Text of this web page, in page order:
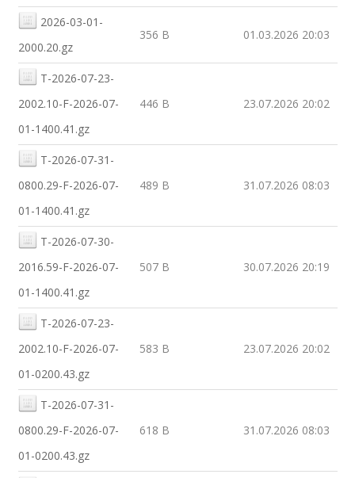
2026-03-01-
2000.20.gz
356 B 01.03.2026 20:03
T-2026-07-23-
2002.10-F-2026-07-
01-1400.41.gz
446 B 23.07.2026 20:02
T-2026-07-31-
0800.29-F-2026-07-
01-1400.41.gz
489 B 31.07.2026 08:03
T-2026-07-30-
2016.59-F-2026-07-
01-1400.41.gz
507 B 30.07.2026 20:19
T-2026-07-23-
2002.10-F-2026-07-
01-0200.43.gz
583 B 23.07.2026 20:02
T-2026-07-31-
0800.29-F-2026-07-
01-0200.43.gz
618 B 31.07.2026 08:03